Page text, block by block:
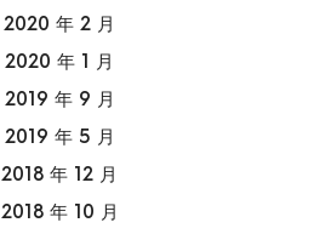
2020 年 2 月
2020 年 1 月
2019 年 9 月
2019 年 5 月
2018 年 12 月
2018 年 10 月